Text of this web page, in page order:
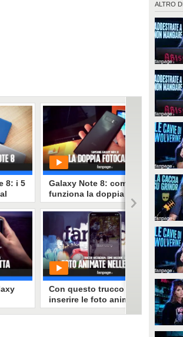
ALTRO DI
8: i 5
Galaxy Note 8: come
funziona la doppia
fotocamera Samsung
PLAY
69058• diTecnologia Fanpage
Con questo trucco potrai
inserire le foto animate di
iPhone nelle Storie di